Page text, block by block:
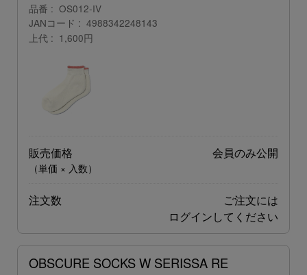
品番
OS012-IV
JANコード
4988342248143
上代
1,600円
販売価格
（単価 × 入数）
会員のみ公開
注文数
ご注文には
ログインしてください
OBSCURE SOCKS W SERISSA RE